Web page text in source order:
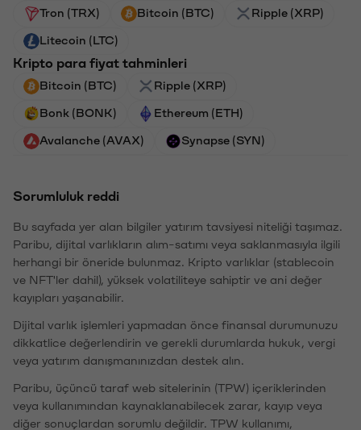
Tron (TRX) Bitcoin (BTC) Ripple (XRP)
Litecoin (LTC)
Kripto para fiyat tahminleri
Bitcoin (BTC) Ripple (XRP)
Bonk (BONK) Ethereum (ETH)
Avalanche (AVAX) Synapse (SYN)
Sorumluluk reddi
Bu sayfada yer alan bilgiler yatırım tavsiyesi niteliği taşımaz.
Paribu, dijital varlıkların alım-satımı veya saklanmasıyla ilgili
herhangi bir öneride bulunmaz. Kripto varlıklar (stablecoin
ve NFT'ler dahil), yüksek volatiliteye sahiptir ve ani değer
kayıpları yaşanabilir.
Dijital varlık işlemleri yapmadan önce finansal durumunuzu
dikkatlice değerlendirin ve gerekli durumlarda hukuk, vergi
veya yatırım danışmanınızdan destek alın.
Paribu, üçüncü taraf web sitelerinin (TPW) içeriklerinden
veya kullanımından kaynaklanabilecek zarar, kayıp veya
diğer sonuçlardan sorumlu değildir. TPW kullanımı,